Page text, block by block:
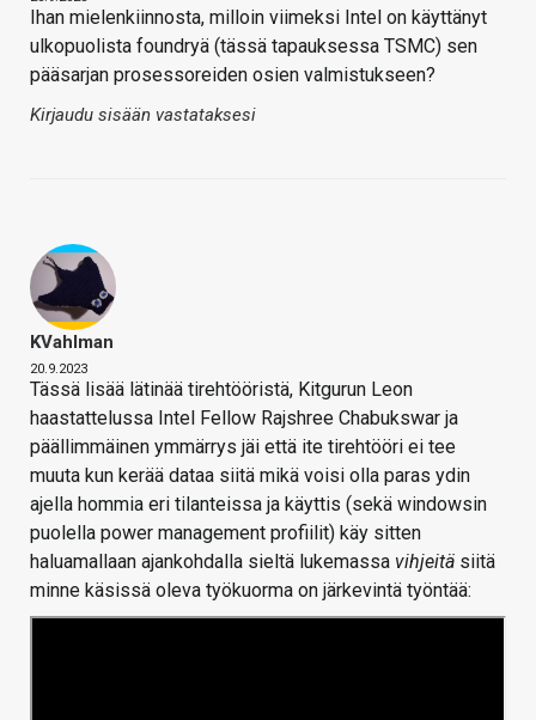
Ihan mielenkiinnosta, milloin viimeksi Intel on käyttänyt
ulkopuolista foundryä (tässä tapauksessa TSMC) sen
pääsarjan prosessoreiden osien valmistukseen?
Kirjaudu sisään vastataksesi
KVahlman
20.9.2023
Tässä lisää lätinää tirehtööristä, Kitgurun Leon
haastattelussa Intel Fellow Rajshree Chabukswar ja
päällimmäinen ymmärrys jäi että ite tirehtööri ei tee
muuta kun kerää dataa siitä mikä voisi olla paras ydin
ajella hommia eri tilanteissa ja käyttis (sekä windowsin
puolella power management profiilit) käy sitten
haluamallaan ajankohdalla sieltä lukemassa vihjeitä siitä
minne käsissä oleva työkuorma on järkevintä työntää: